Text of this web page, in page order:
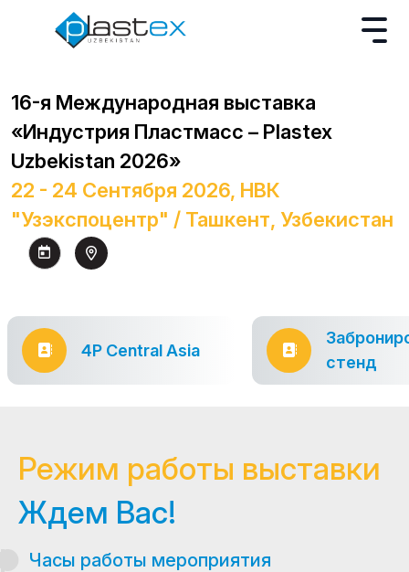
16-я Международная выставка
«Индустрия Пластмасс – Plastex
Uzbekistan 2026»
22 - 24 Сентября 2026, НВК
"Узэкспоцентр" / Ташкент, Узбекистан
4P Central Asia
стенд
Режим работы выставки
Ждем Вас!
Часы работы мероприятия